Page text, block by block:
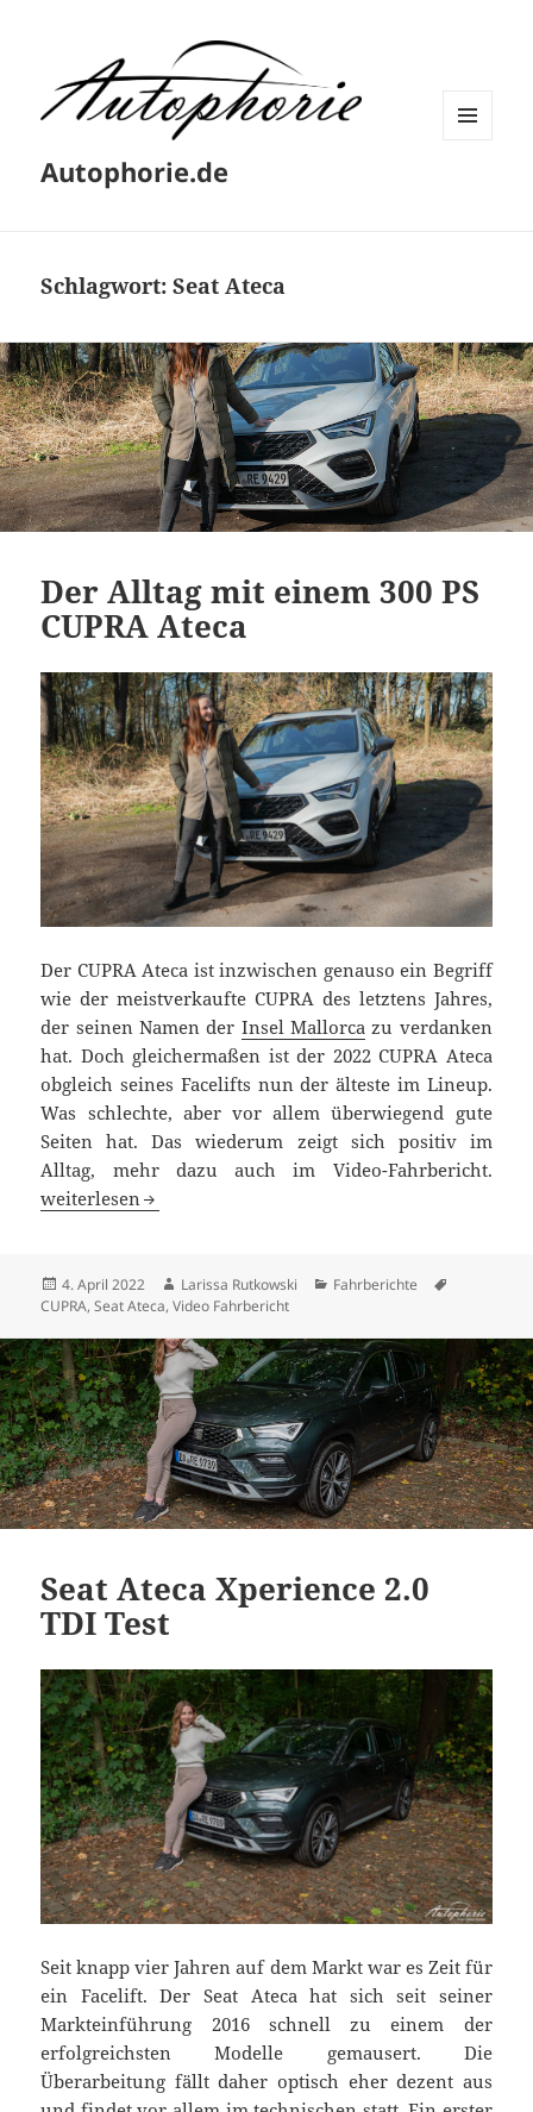
Autophorie.de
Schlagwort:Seat Ateca
Der Alltag mit einem 300 PS
CUPRA Ateca
Der CUPRA Ateca ist inzwischen genauso ein Begriff
wie der meistverkaufte CUPRA des letztens Jahres,
der seinen Namen der Insel Mallorcazu verdanken
hat. Doch gleichermaßen ist der 2022 CUPRA Ateca
obgleich seines Facelifts nun der älteste im Lineup.
Was schlechte, aber vor allem überwiegend gute
Seiten hat. Das wiederum zeigt sich positiv im
Alltag, mehr dazu auch im Video-Fahrbericht.
Der Alltag mit einem 300 PS CUPRA Ateca
weiterlesen
Veröffentlicht
am
4. April 2022 Autor
Larissa Rutkowski Kategorien
Fahrberichte
CUPRA,Seat Ateca,Video Fahrbericht
Seat Ateca Xperience 2.0
TDI Test
Seit knapp vier Jahren auf dem Markt war es Zeit für
ein Facelift. Der Seat Ateca hat sich seit seiner
Markteinführung 2016 schnell zu einem der
erfolgreichsten Modelle gemausert. Die
Überarbeitung fällt daher optisch eher dezent aus